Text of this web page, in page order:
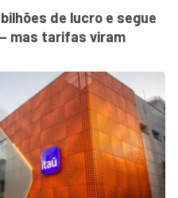
de lucro e segue
mas tarifas viram